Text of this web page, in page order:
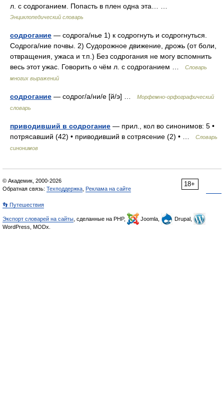
л. с содроганием. Попасть в плен одна эта… …
Энциклопедический словарь
содрогание — содрога/нье 1) к содрогнуть и содрогнуться.
Содрога/ние почвы. 2) Судорожное движение, дрожь (от боли,
отвращения, ужаса и т.п.) Без содрогания не могу вспомнить
весь этот ужас. Говорить о чём л. с содроганием …
Словарь
многих выражений
содрогание — содрог/а/ни/е [й/э] …
Морфемно-орфографический
словарь
приводивший в содрогание — прил., кол во синонимов: 5 •
потрясавший (42) • приводивший в сотрясение (2) • …
Словарь
синонимов
18+
© Академик, 2000-2026
Обратная связь: Техподдержка Реклама на сайте
👣 Путешествия
Экспорт словарей на сайты , сделанные на PHP, Joomla,
Drupal,
WordPress, MODx.